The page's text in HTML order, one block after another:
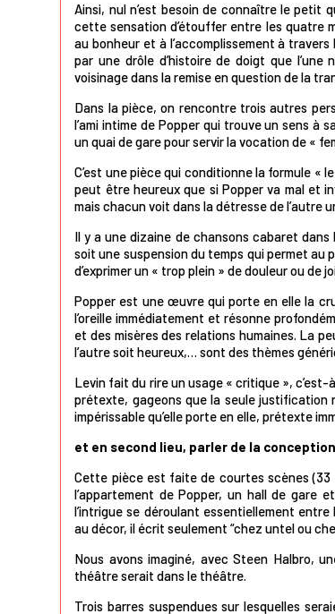
Ainsi, nul n’est besoin de connaître le petit
cette sensation d’étouffer entre les quatre
au bonheur et à l’accomplissement à
par une drôle d’histoire de doigt que
voisinage dans la remise en question de la
Dans la pièce, on rencontre trois autres
l’ami intime de Popper qui trouve un sens
un quai de gare pour servir la vocation de «
C’est une pièce qui conditionne la formule «
peut être heureux que si Popper va mal et
mais chacun voit dans la détresse de l’autre
Il y a une dizaine de chansons cabaret
soit une suspension du temps qui permet au
d’exprimer un « trop plein » de douleur ou de
Popper est une œuvre qui porte en elle la
l’oreille immédiatement et résonne
et des misères des relations humaines. La
l’autre soit heureux,… sont des thèmes
Levin fait du rire un usage « critique »,
prétexte, gageons que la seule justification
impérissable qu’elle porte en elle, prétexte
et en second lieu, parler de la
Cette pièce est faite de courtes scènes (33
l’appartement de Popper, un hall de gare
l’intrigue se déroulant essentiellement
au décor, il écrit seulement “chez untel ou
Nous avons imaginé, avec Steen Halbro,
théâtre serait dans le théâtre.
Trois barres suspendues sur lesquelles